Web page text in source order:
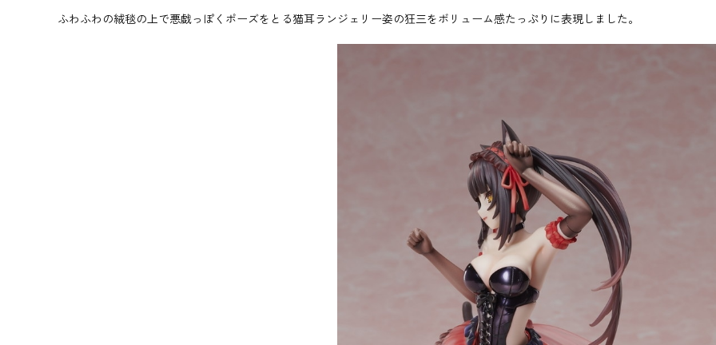
ふわふわの絨毯の上で悪戯っぽくポーズをとる猫耳ランジェリー姿の狂三をボリューム感たっぷりに表現しました。